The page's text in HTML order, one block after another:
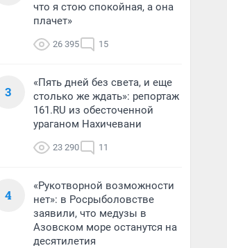
что я стою спокойная, а она
плачет»
26 395 15
3
«Пять дней без света, и еще
столько же ждать»: репортаж
161.RU из обесточенной
ураганом Нахичевани
23 290 11
4
«Рукотворной возможности
нет»: в Росрыболовстве
заявили, что медузы в
Азовском море останутся на
десятилетия